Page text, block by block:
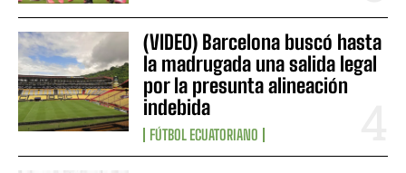
(VIDEO) Barcelona buscó hasta
la madrugada una salida legal
por la presunta alineación
indebida
FÚTBOL ECUATORIANO